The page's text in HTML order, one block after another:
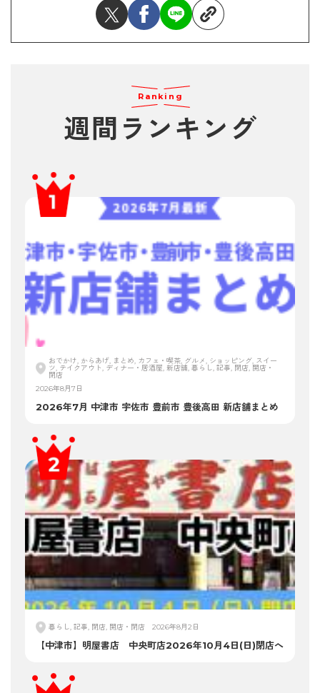
Ranking
週間ランキング
おでかけ, からあげ, まとめ, カフェ・喫茶, グルメ, ショッピング, スイー
ツ, テイクアウト, ディナー・居酒屋, 新店舗, 暮らし, 記事, 閉店, 開店・
閉店
2026年8月7日
2026年7月 中津市 宇佐市 豊前市 豊後高田 新店舗まとめ
暮らし, 記事, 閉店, 開店・閉店 2026年8月2日
【中津市】明屋書店 中央町店2026年10月4日(日)閉店へ